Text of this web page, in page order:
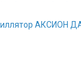
АКСИОН